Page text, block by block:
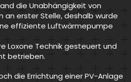
die Unabhängigkeit von
an erster Stelle, deshalb wurde
effiziente Luftwärmepumpe
Loxone Technik gesteuert und
betrieben.
die Errichtung einer PV-Anlage